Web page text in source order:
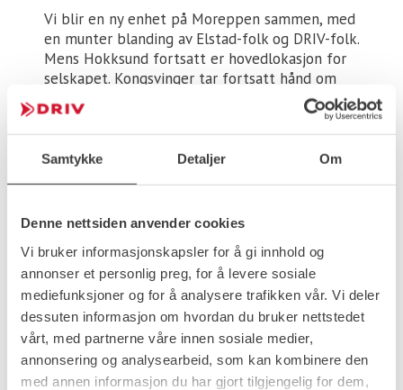
Samtykke Detaljer Om
Denne nettsiden anvender cookies
Vi bruker informasjonskapsler for å gi innhold og
annonser et personlig preg, for å levere sosiale
mediefunksjoner og for å analysere trafikken vår. Vi deler
dessuten informasjon om hvordan du bruker nettstedet
vårt, med partnerne våre innen sosiale medier,
annonsering og analysearbeid, som kan kombinere den
med annen informasjon du har gjort tilgjengelig for dem,
Vi blir en ny enhet på Moreppen sammen, med
en munter blanding av Elstad-folk og DRIV-folk.
Mens Hokksund fortsatt er hovedlokasjon for
selskapet. Kongsvinger tar fortsatt hånd om
vår kjemifabrikk, med et sterkt arbeidsteam. Vi
starter et tett samarbeid allerede fra
beslutningsdato 1.september. Elstad Oljesenter
drivstoffanlegg vil gradvis få merkevaren DRIV.
begge leire!
Økt kompetanse om
felles produkter